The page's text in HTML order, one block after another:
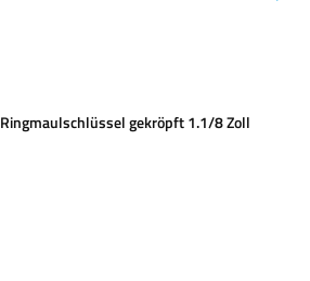
Ringmaulschlüssel gekröpft 1.1/8 Zoll